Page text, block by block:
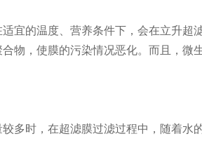
宜的温度、营养条件下，会在立升超
物，使膜的污染情况恶化。而且，微
多时，在超滤膜过滤过程中，随着水